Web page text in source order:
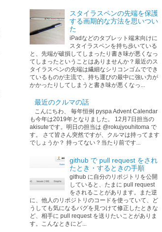
スタイラスペンの先端を保護
する画期的な方法を思いつい
た
iPadなどのタブレット端末向けに
スタイラスペンを持ち歩いている
と、先端が破損してしまったり書き味が悪くなっ
てしまったということはありませんか？最近のス
タイラスペンの先端は繊細なシリコンゴムででき
ているものが主流で、持ち運びの最中に強い力が
かかったりしてしまうと書き味が悪くなっ...
最近のクルマの話
こんにちわ、 毎年恒例 pyspa Advent Calendar
も今年は2019年となりました。 12月7日担当の
akisuteです。明日の担当は @rokujyouhitoma で
す。 さて皆さん突然ですが、クルマは持ってます
でしょうか？ 持ってない？当たり前です...
github で pull request をされ
たとき・するときの手順
github に自分のリポジトリを公開
していると、たまに pull request
をされることがあります。また逆
に、他人のリポジトリのコードを使っていて、ど
うしても気になるバグを見つけて修正したときな
ど、相手に pull request を送りたいことがありま
す。こんなときにど...